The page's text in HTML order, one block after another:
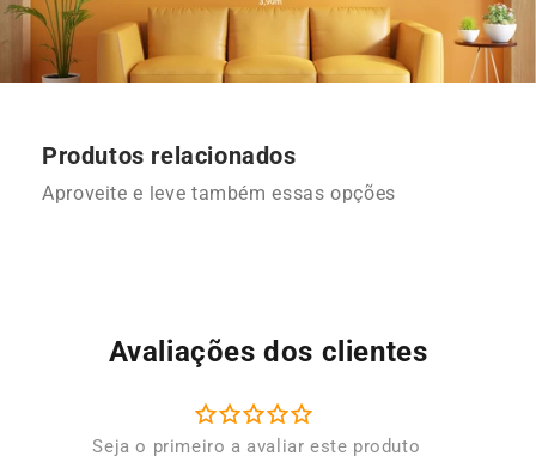
Produtos relacionados
Aproveite e leve também essas opções
Avaliações dos clientes